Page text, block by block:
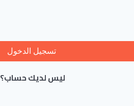
تسجيل الدخول
ليس لديك حساب؟